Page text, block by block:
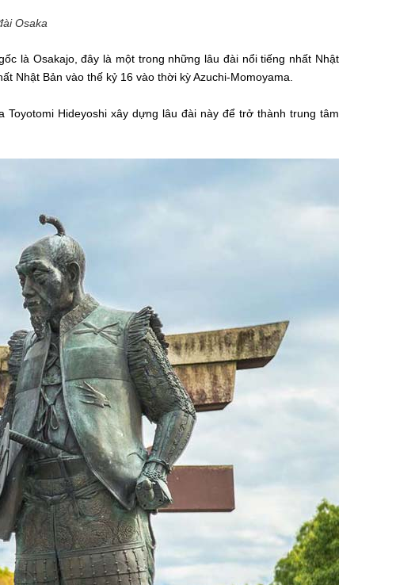
là Osakajo, đây là một trong những lâu đài nổi tiếng nhất Nhật
Nhật Bản vào thế kỷ 16 vào thời kỳ Azuchi-Momoyama.
Hideyoshi xây dựng lâu đài này để trở thành trung tâm